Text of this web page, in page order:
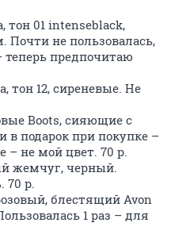
тон 01 intenseblack,
Почти не пользовалась,
теперь предпочитаю
тон 12, сиреневые. Не
Boots, сияющие с
в подарок при покупке –
– не мой цвет. 70 р.
жемчуг, черный.
70 р.
блестящий Avon
1 раз – для